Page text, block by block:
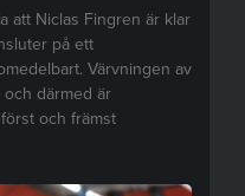
att Niclas Fingren är klar
på ett
Värvningen av
därmed är
och främst